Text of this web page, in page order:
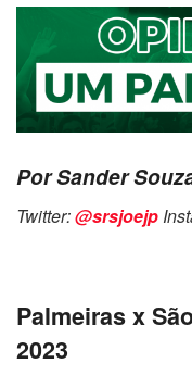
Por Sander
Twitter:@srsjoejp
Palmeiras x
2023